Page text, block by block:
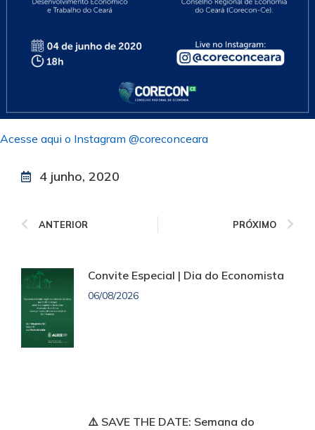
Acesse aqui o Instagram @coreconceara
4 junho, 2020
ANTERIOR PRÓXIMO
Convite Especial | Dia do Economista
06/08/2026
⚠️ SAVE THE DATE: Semana do